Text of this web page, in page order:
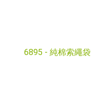
6895 - 純棉索繩袋